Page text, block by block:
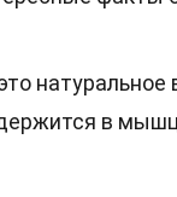
натуральное
в